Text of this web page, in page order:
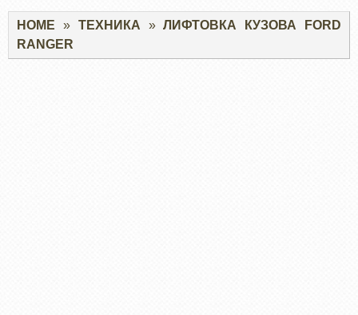
Строка
навигации
HOME ТЕХНИКА
ЛИФТОВКА КУЗОВА FORD
RANGER